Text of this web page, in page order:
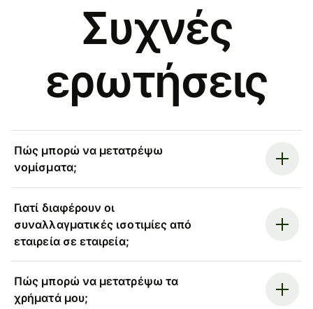
Συχνές
ερωτήσεις
Πώς μπορώ να μετατρέψω
νομίσματα;
Γιατί διαφέρουν οι
συναλλαγματικές ισοτιμίες από
εταιρεία σε εταιρεία;
Πώς μπορώ να μετατρέψω τα
χρήματά μου;